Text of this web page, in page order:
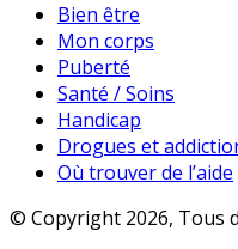
Bien être
Mon corps
Puberté
Santé / Soins
Handicap
Drogues et
Où trouver de l’aide
© Copyright 2026, Tous